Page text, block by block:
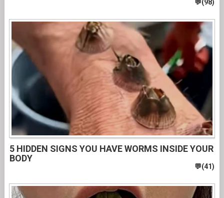
5 HIDDEN SIGNS YOU HAVE WORMS INSIDE YOUR
BODY